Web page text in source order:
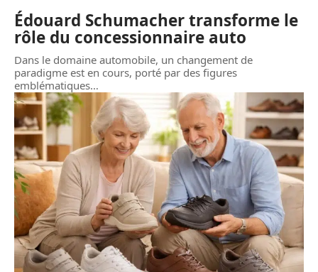
Édouard Schumacher transforme le
rôle du concessionnaire auto
Dans le domaine automobile, un changement de
paradigme est en cours, porté par des figures
emblématiques…